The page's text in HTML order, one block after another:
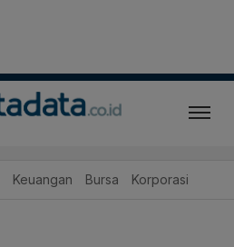
Keuangan Bursa Korporasi